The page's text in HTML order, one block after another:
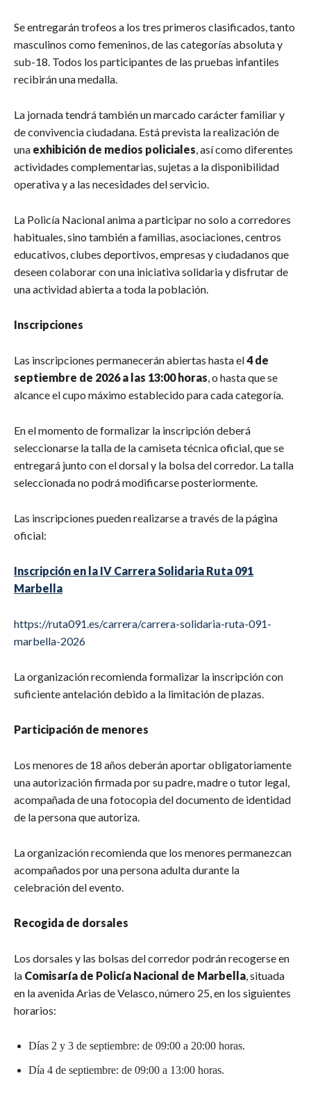
Se entregarán trofeos a los tres primeros clasificados, tanto
masculinos como femeninos, de las categorías absoluta y
sub-18. Todos los participantes de las pruebas infantiles
recibirán una medalla.
La jornada tendrá también un marcado carácter familiar y
de convivencia ciudadana. Está prevista la realización de
una exhibición de medios policiales , así como diferentes
actividades complementarias, sujetas a la disponibilidad
operativa y a las necesidades del servicio.
La Policía Nacional anima a participar no solo a corredores
habituales, sino también a familias, asociaciones, centros
educativos, clubes deportivos, empresas y ciudadanos que
deseen colaborar con una iniciativa solidaria y disfrutar de
una actividad abierta a toda la población.
Inscripciones
Las inscripciones permanecerán abiertas hasta el4 de
septiembre de 2026 a las 13:00 horas , o hasta que se
alcance el cupo máximo establecido para cada categoría.
En el momento de formalizar la inscripción deberá
seleccionarse la talla de la camiseta técnica oficial, que se
entregará junto con el dorsal y la bolsa del corredor. La talla
seleccionada no podrá modificarse posteriormente.
Las inscripciones pueden realizarse a través de la página
oficial:
Inscripción en la IV Carrera Solidaria Ruta 091
Marbella
https://ruta091.es/carrera/carrera-solidaria-ruta-091-
marbella-2026
La organización recomienda formalizar la inscripción con
suficiente antelación debido a la limitación de plazas.
Participación de menores
Los menores de 18 años deberán aportar obligatoriamente
una autorización firmada por su padre, madre o tutor legal,
acompañada de una fotocopia del documento de identidad
de la persona que autoriza.
La organización recomienda que los menores permanezcan
acompañados por una persona adulta durante la
celebración del evento.
Recogida de dorsales
Los dorsales y las bolsas del corredor podrán recogerse en
la Comisaría de Policía Nacional de Marbella , situada
en la avenida Arias de Velasco, número 25, en los siguientes
horarios:
Días 2 y 3 de septiembre: de 09:00 a 20:00 horas.
Día 4 de septiembre: de 09:00 a 13:00 horas.